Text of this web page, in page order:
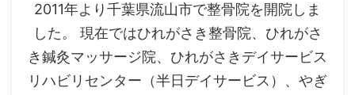
2011年より千葉県流山市で整骨院を開院しま
した。 現在ではひれがさき整骨院、ひれがさ
き鍼灸マッサージ院、ひれがさきデイサービス
リハビリセンター（半日デイサービス）、やぎ